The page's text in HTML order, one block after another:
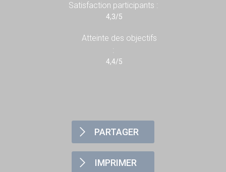
Satisfaction participants :
4,3/5
Atteinte des objectifs
:
4,4/5
PARTAGER
IMPRIMER